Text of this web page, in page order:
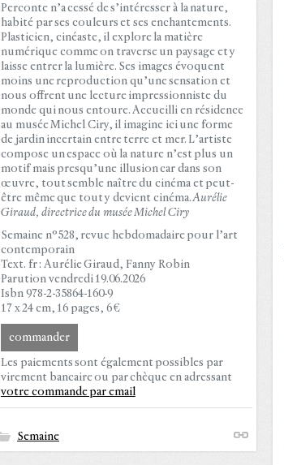
Perconte n’a cessé de s’intéresser à la nature,
habité par ses couleurs et ses enchantements.
Plasticien, cinéaste, il explore la matière
numérique comme on traverse un paysage et y
laisse entrer la lumière. Ses images évoquent
moins une reproduction qu’une sensation et
nous offrent une lecture impressionniste du
monde qui nous entoure. Accueilli en résidence
au musée Michel Ciry, il imagine ici une forme
de jardin incertain entre terre et mer. L’artiste
compose un espace où la nature n’est plus un
motif mais presqu’une illusion car dans son
œuvre, tout semble naître du cinéma et peut-
être même que tout y devient cinéma.Aurélie
Giraud, directrice du musée Michel Ciry
Semaine n°528, revue hebdomadaire pour l’art
contemporain
Text. fr : Aurélie Giraud, Fanny Robin
Parution vendredi 19.06.2026
Isbn 978-2-35864-160-9
17 x 24 cm, 16 pages, 6 €
commander
Les paiements sont également possibles par
virement bancaire ou par chèque en adressant
votre commande par email
Semaine